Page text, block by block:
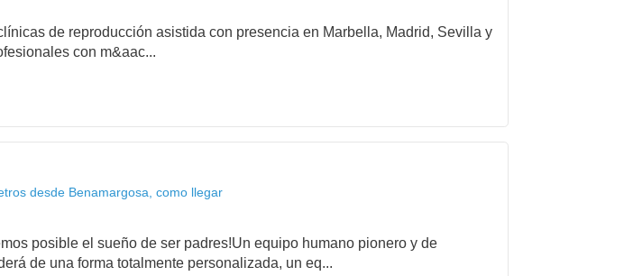
de reproducción asistida con presencia en Marbella, Madrid, Sevilla y
con m&aac...
desde Benamargosa, como llegar
posible el sueño de ser padres!Un equipo humano pionero y de
de una forma totalmente personalizada, un eq...